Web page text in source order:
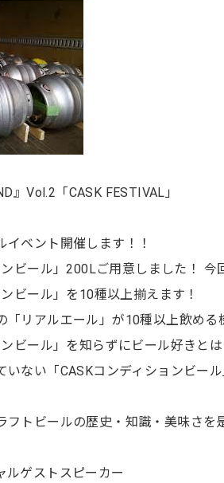
』Vol.2「CASK FESTIVAL」
ベント開催します！！
ンビール」200Lご用意しました！ 今
ンビール」を10種以上揃えます！
「リアルエール」が10種以上飲める
ンビール」を知らずにビール好きと
いない「CASKコンディションビー
フトビールの歴史・知識・美味さを
ルゲストスピーカー